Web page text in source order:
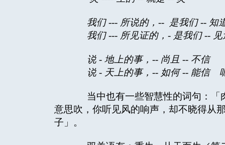
我们--- 所说的， -- 是我们-- 知
我们--- 所见证的， - 是我们--
说- 地上的事， -- 尚且 -- 不信
说- 天上的事， -- 如何-- 能信
当中也有一些智慧性的词句：「
意思吹，你听见风的响声，却不晓得从
子」。